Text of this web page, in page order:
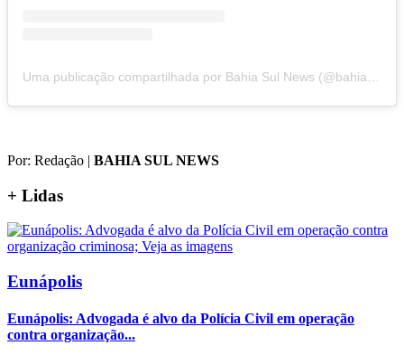
Por: Redação | BAHIA SUL NEWS
+ Lidas
Eunápolis
Eunápolis: Advogada é alvo da Polícia Civil em operação
contra organização...